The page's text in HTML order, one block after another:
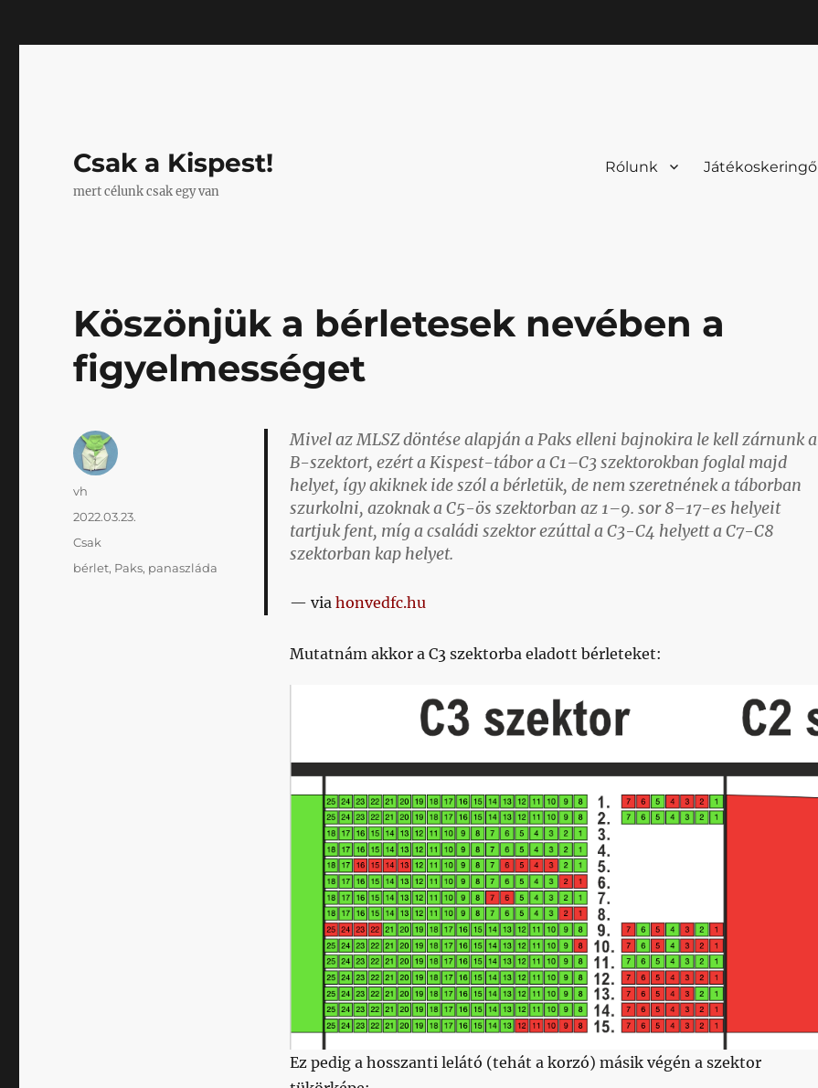
Csak a Kispest!
mert célunk csak egy van
Rólunk Játékoskeringő
Köszönjük a bérletesek nevében a
figyelmességet
Mivel az MLSZ döntése alapján a Paks elleni bajnokira le kell zárnunk a
B-szektort, ezért a Kispest-tábor a C1–C3 szektorokban foglal majd
helyet, így akiknek ide szól a bérletük, de nem szeretnének a táborban
szurkolni, azoknak a C5-ös szektorban az 1–9. sor 8–17-es helyeit
tartjuk fent, míg a családi szektor ezúttal a C3-C4 helyett a C7-C8
szektorban kap helyet.
via honvedfc.hu
Mutatnám akkor a C3 szektorba eladott bérleteket:
Ez pedig a hosszanti lelátó (tehát a korzó) másik végén a szektor
Szerző
vh
Közzétéve
2022.03.23.
Kategória
Csak
Címke
bérlet, Paks, panaszláda